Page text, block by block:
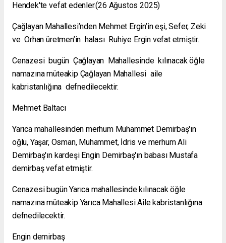
Hendek'te vefat edenler.(26 Ağustos 2025)
Çağlayan Mahallesi’nden Mehmet Ergin’in eşi, Sefer, Zeki
ve Orhan üretmen’in halası Ruhiye Ergin vefat etmiştir.
Cenazesi bugün Çağlayan Mahallesinde kılınacak öğle
namazına müteakip Çağlayan Mahallesi aile
kabristanlığına defnedilecektir.
Mehmet Baltacı
Yarıca mahallesinden merhum Muhammet Demirbaş'ın
oğlu, Yaşar, Osman, Muhammet, İdris ve merhum Ali
Demirbaş'ın kardeşi Engin Demirbaş'ın babası Mustafa
demirbaş vefat etmiştir.
Cenazesi bugün Yarıca mahallesinde kılınacak öğle
namazına müteakip Yarıca Mahallesi Aile kabristanlığına
defnedilecektir.
Engin demirbaş